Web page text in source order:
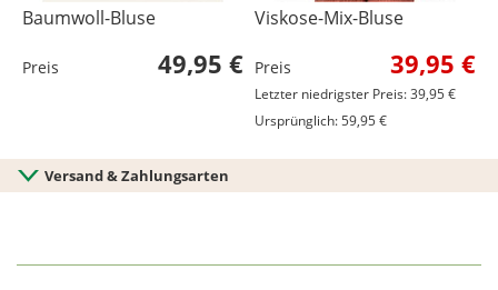
Baumwoll-Bluse
Preis 49,95 €
Viskose-Mix-Bluse
Preis 39,95 €
Letzter niedrigster Preis: 39,95 €
Ursprünglich: 59,95 €
Versand & Zahlungsarten